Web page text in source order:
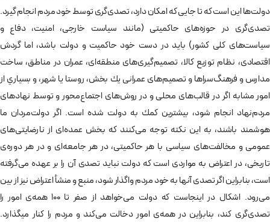
دولت‌ها اين است كه تا جايی كه امكان دارد، تصدی‌گری توسط خود مردم انجام گيرد.
تصدی‌گری در حوزه‌های حاكميتی (مانند سياست خارجی، امنيت، دفاع و
سياست‌های كلی كشور) باید در دست خود حاكميت و دولت باشد، اما گردش
اقتصادی، نظام توزيع كالا،‌ تصميم‌گيری‌های منطقه‌ای، عمران در مناطق، ساخت
مدارس و فرهنگ‌سراها و تصميم‌های عمرانی يك بخش، روستا يا شهر، و بسياري از
امور مشابه اگر در قالب‌های محلی و در روش‌های اجتماع‌محور و توسط نهادهای
مردم‌نهاد انجام شود، بيشترين كمك به دولت شده است. اگر دولت‌مردان ما
هوشمند باشند، به اين نكته توجه می‌كنند كه بخش عمده‌ای از نارضايتی‌های
عمومی و مخالفت‌های سياسی با هر حاكميتی، در هر جامعه‌ای و در هر دوره‌ی
تاريخی، در اعتراض به مواردی است كه دولت نبايد تصدی آن را بر عهده می‌گرفته
است، بنابراين اگر تصدی آنها به خود مردم واگذار شود، منبع و منشأ اعتراض نيز از بين
می‌رود. اشكال در اينجاست كه دولت می‌خواهد از صفر تا 100 همه‌ی امور را
تصدی‌گری كند، بنابراين در همه‌ی امور دخالت می‌كند و مردم را كنار می‎گذارد.